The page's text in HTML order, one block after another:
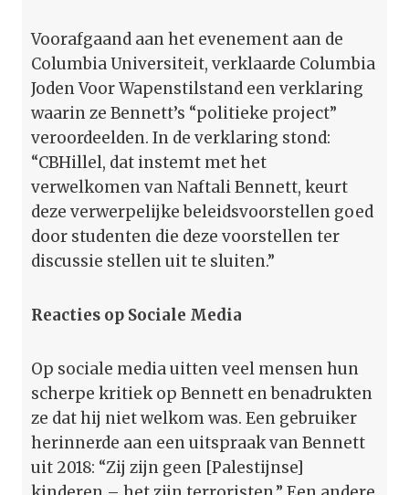
Voorafgaand aan het evenement aan de
Columbia Universiteit, verklaarde Columbia
Joden Voor Wapenstilstand een verklaring
waarin ze Bennett’s “politieke project”
veroordeelden. In de verklaring stond:
“CBHillel, dat instemt met het
verwelkomen van Naftali Bennett, keurt
deze verwerpelijke beleidsvoorstellen goed
door studenten die deze voorstellen ter
discussie stellen uit te sluiten.”
Reacties op Sociale Media
Op sociale media uitten veel mensen hun
scherpe kritiek op Bennett en benadrukten
ze dat hij niet welkom was. Een gebruiker
herinnerde aan een uitspraak van Bennett
uit 2018: “Zij zijn geen [Palestijnse]